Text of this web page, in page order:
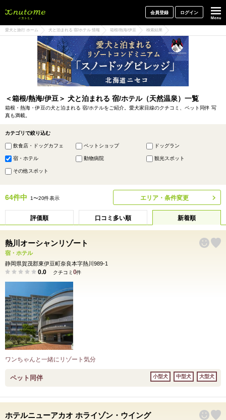
会員登録 ログイン
愛犬と旅行 ホーム 犬と泊まれる 宿/ホテル 情報 箱根/熱海/伊豆 検索結果
＜箱根/熱海/伊豆＞ 犬と泊まれる 宿/ホテル（天然温泉）一覧
箱根・熱海・伊豆の犬と泊まれる 宿/ホテルをご紹介。愛犬家目線のクチコミ、ペット同伴 写
真も満載。
カテゴリで絞り込む
飲食店・ドッグカフェ ペットショップ ドッグラン
宿・ホテル 動物病院 観光スポット
その他スポット
64件中 1〜20件表示 エリア・条件変更
評価順 口コミ多い順 新着順
熱川オーシャンリゾート
宿・ホテル
静岡県賀茂郡東伊豆町奈良本字熱川989-1
0.0 クチコミ 0件
ワンちゃんと一緒にリゾート気分
ペット同伴 小型犬 中型犬 大型犬
ホテルニューアカオ ホライゾン・ウイング